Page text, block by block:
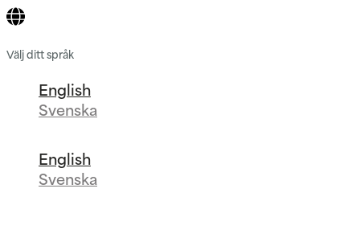
Välj ditt språk
English
Svenska
English
Svenska